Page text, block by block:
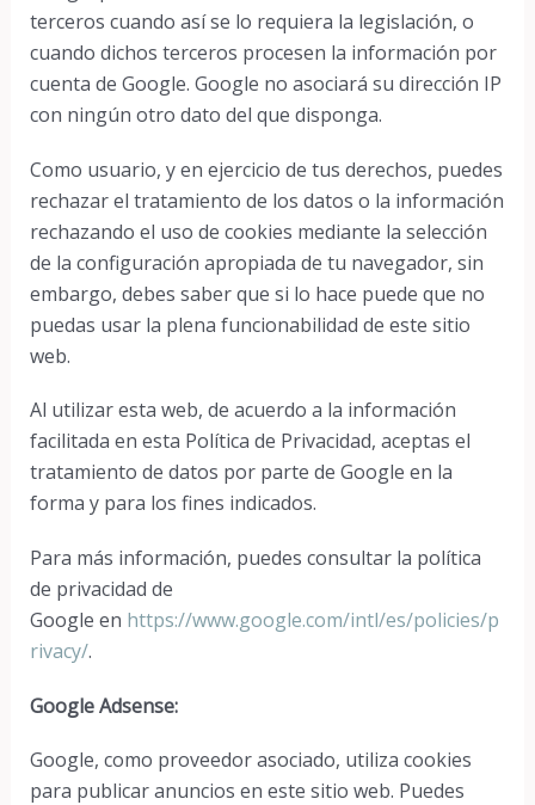
terceros cuando así se lo requiera la legislación, o
cuando dichos terceros procesen la información por
cuenta de Google. Google no asociará su dirección IP
con ningún otro dato del que disponga.
Como usuario, y en ejercicio de tus derechos, puedes
rechazar el tratamiento de los datos o la información
rechazando el uso de cookies mediante la selección
de la configuración apropiada de tu navegador, sin
embargo, debes saber que si lo hace puede que no
puedas usar la plena funcionabilidad de este sitio
web.
Al utilizar esta web, de acuerdo a la información
facilitada en esta Política de Privacidad, aceptas el
tratamiento de datos por parte de Google en la
forma y para los fines indicados.
Para más información, puedes consultar la política
de privacidad de
Google en https://www.google.com/intl/es/policies/p
rivacy/.
Google Adsense:
Google, como proveedor asociado, utiliza cookies
para publicar anuncios en este sitio web. Puedes